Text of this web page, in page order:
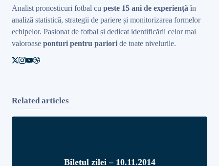
Analist pronosticuri fotbal cu peste 15 ani de experiență în
analiză statistică, strategii de pariere și monitorizarea formelor
echipelor. Pasionat de fotbal și dedicat identificării celor mai
valoroase ponturi pentru pariori de toate nivelurile.
Related articles
Biletul zilei – 10.11.2014